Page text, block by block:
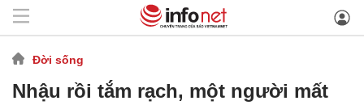
Đời sống
Nhậu rồi tắm rạch, một người mất